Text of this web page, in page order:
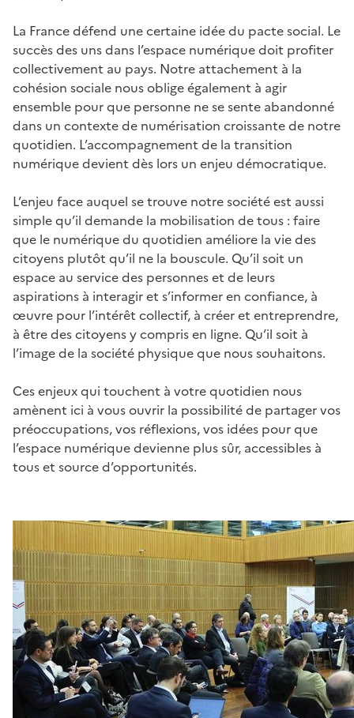
La France défend une certaine idée du pacte social. Le
succès des uns dans l’espace numérique doit profiter
collectivement au pays. Notre attachement à la
cohésion sociale nous oblige également à agir
ensemble pour que personne ne se sente abandonné
dans un contexte de numérisation croissante de notre
quotidien. L’accompagnement de la transition
numérique devient dès lors un enjeu démocratique.
L’enjeu face auquel se trouve notre société est aussi
simple qu’il demande la mobilisation de tous : faire
que le numérique du quotidien améliore la vie des
citoyens plutôt qu’il ne la bouscule. Qu’il soit un
espace au service des personnes et de leurs
aspirations à interagir et s’informer en confiance, à
œuvre pour l’intérêt collectif, à créer et entreprendre,
à être des citoyens y compris en ligne. Qu’il soit à
l’image de la société physique que nous souhaitons.
Ces enjeux qui touchent à votre quotidien nous
amènent ici à vous ouvrir la possibilité de partager vos
préoccupations, vos réflexions, vos idées pour que
l’espace numérique devienne plus sûr, accessibles à
tous et source d’opportunités.